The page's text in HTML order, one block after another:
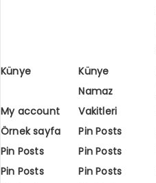
Künye Künye
My account
Namaz
Vakitleri
Örnek sayfa
Pin Posts
Pin Posts
Pin Posts
Pin Posts
Pin Posts